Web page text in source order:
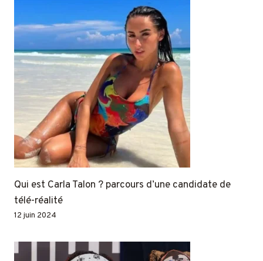
Qui est Carla Talon ? parcours d’une candidate de
télé-réalité
12 juin 2024